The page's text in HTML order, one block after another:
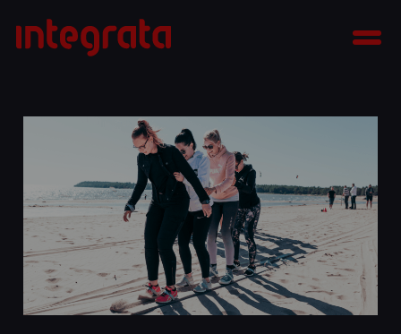
sisältöön
Integrata